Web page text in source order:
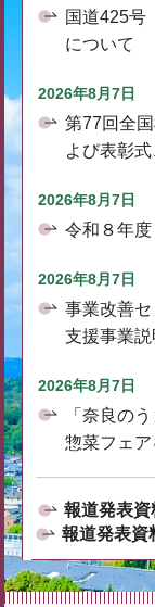
国道425号
について
2026年8月7日
第77回全
よび表彰
2026年8月7日
令和８年
2026年8月7日
事業改善
支援事業説
2026年8月7日
「奈良の
惣菜フェア
報道発表資
報道発表資